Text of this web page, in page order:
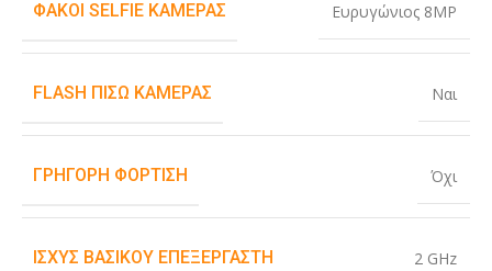
ΦΑΚΟΊ SELFIE ΚΆΜΕΡΑΣ Ευρυγώνιος 8MP
FLASH ΠΊΣΩ ΚΆΜΕΡΑΣ Ναι
ΓΡΉΓΟΡΗ ΦΌΡΤΙΣΗ Όχι
ΙΣΧΎΣ ΒΑΣΙΚΟΎ ΕΠΕΞΕΡΓΑΣΤΉ 2 GHz